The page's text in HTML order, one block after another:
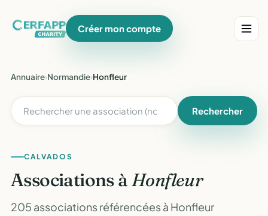
Créer mon compte
Annuaire›Normandie›Honfleur
Rechercher
CALVADOS
Associations àHonfleur
205 associations référencées à Honfleur